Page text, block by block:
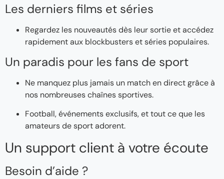
Les derniers films et séries
Regardez les nouveautés dès leur sortie et accédez
rapidement aux blockbusters et séries populaires.
Un paradis pour les fans de sport
Ne manquez plus jamais un match en direct grâce à
nos nombreuses chaînes sportives.
Football, événements exclusifs, et tout ce que les
amateurs de sport adorent.
Un support client à votre écoute
Besoin d’aide ?